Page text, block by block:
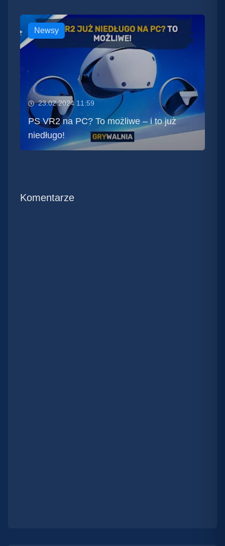
Newsy
23.02.2024 11:59
PS VR2 na PC? To możliwe – i to już
niedługo!
Komentarze